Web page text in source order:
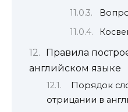
Правила
английском языке
Порядок
отрицании в